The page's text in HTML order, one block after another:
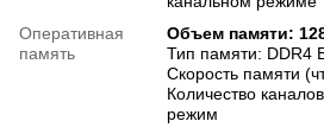
Оперативная
память
Объем памяти:
Тип памяти: DDR4
Скорость памяти
Количество
режим